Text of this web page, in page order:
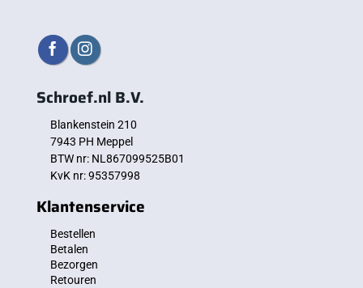
Schroef.nl B.V.
Blankenstein 210
7943 PH Meppel
BTW nr: NL867099525B01
KvK nr: 95357998
Klantenservice
Bestellen
Betalen
Bezorgen
Retouren